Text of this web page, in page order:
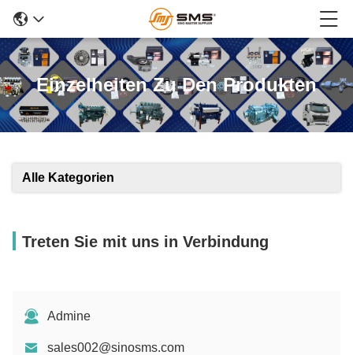
Einzelheiten Zu Den Produkten
Alle Kategorien
Treten Sie mit uns in Verbindung
Admine
sales002@sinosms.com